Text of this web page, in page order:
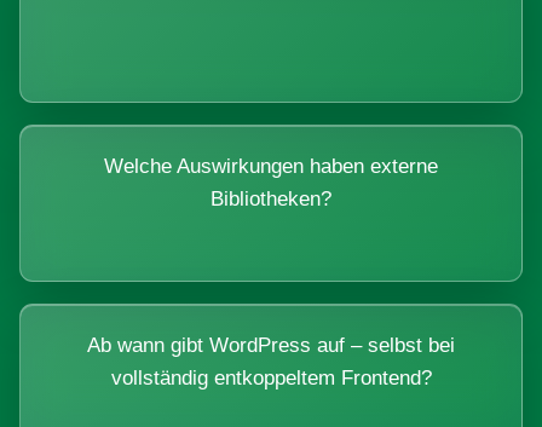
Welche Auswirkungen haben externe
Bibliotheken?
Ab wann gibt WordPress auf – selbst bei
vollständig entkoppeltem Frontend?